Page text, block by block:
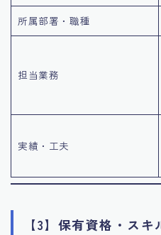
所属部署・職種
担当業務
実績・工夫
【3】保有資格・スキ